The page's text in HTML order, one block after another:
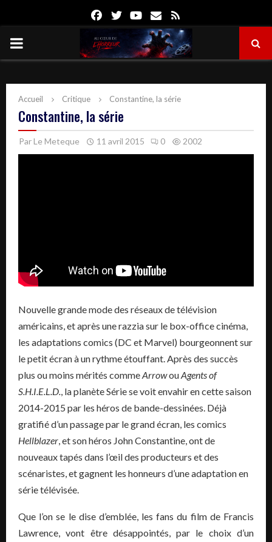
FacebookTwitterYoutube
Email
PRIMARY
Accueil Critique Constantine, la série
Constantine, la série
ParLe Meteque 11 avril 2015 0 2002
Nouvelle grande mode des réseaux de télévision
américains, et après une razzia sur le box-office cinéma,
les adaptations comics (DC et Marvel) bourgeonnent sur
le petit écran à un rythme étouffant. Après des succès
plus ou moins mérités commeArrowouAgents of
S.H.I.E.L.D., la planète Série se voit envahir en cette saison
2014-2015 par les héros de bande-dessinées. Déjà
gratifié d’un passage par le grand écran, les comics
Hellblazer, et son héros John Constantine, ont de
nouveaux tapés dans l’œil des producteurs et des
scénaristes, et gagnent les honneurs d’une adaptation en
série télévisée.
Que l’on se le dise d’emblée, les fans du film de Francis
Lawrence, vont être désappointés, par le choix d’un